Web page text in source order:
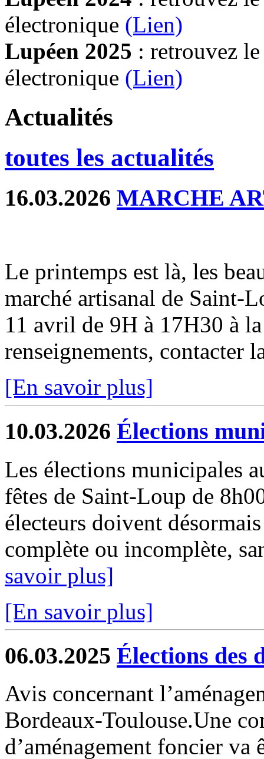
électronique (Lien)
Lupéen 2025 : retrouvez
électronique (Lien)
Actualités
toutes les actualités
16.03.2026 MARCHE
Le printemps est là, les
marché artisanal de Saint-
11 avril de 9H à 17H30 à
renseignements, contacter
[En savoir plus]
10.03.2026 Élections
Les élections municipales
fêtes de Saint-Loup de
électeurs doivent
complète ou incomplète,
savoir plus]
[En savoir plus]
06.03.2025 Élections des
Avis concernant
Bordeaux-Toulouse.Une
d’aménagement foncier va